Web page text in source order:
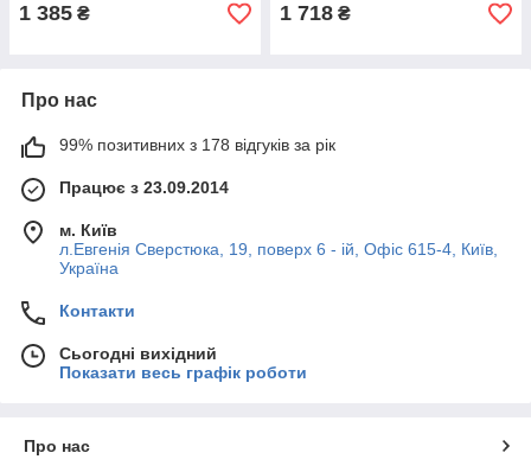
1 385 ₴ 1 718 ₴
Про нас
99% позитивних з 178 відгуків за рік
Працює з 23.09.2014
м. Київ
л.Евгенія Сверстюка, 19, поверх 6 - ій, Офіс 615-4, Київ,
Україна
Контакти
Сьогодні вихідний
Показати весь графік роботи
Про нас